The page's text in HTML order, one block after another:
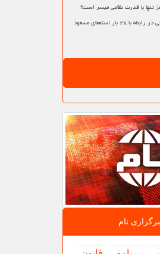
تنها با قدرت نظامی میسر است؟
پشت پرده ادعای یک روحانی در رابطه با ۲۸ بار استعفای مسعود
نام